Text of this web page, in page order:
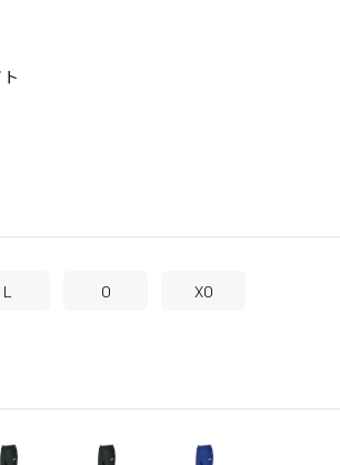
L O XO